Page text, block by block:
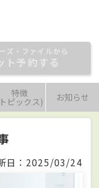
ズ・ファイルから
ト予約する
特徴
ピックス) お知らせ
日：2025/03/24